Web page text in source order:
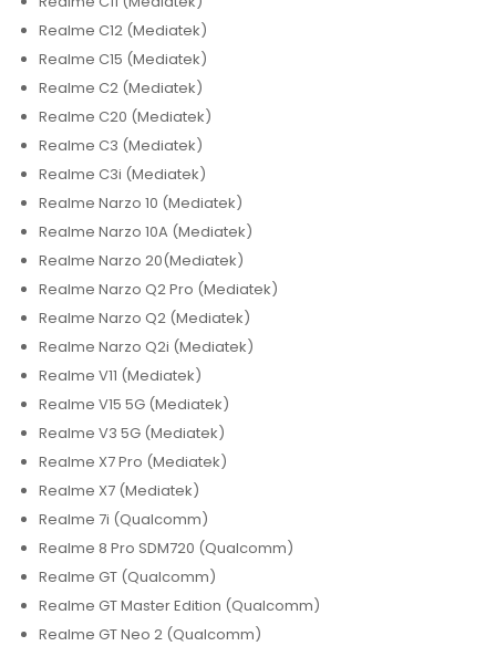
Realme C12 (Mediatek)
Realme C15 (Mediatek)
Realme C2 (Mediatek)
Realme C20 (Mediatek)
Realme C3 (Mediatek)
Realme C3i (Mediatek)
Realme Narzo 10 (Mediatek)
Realme Narzo 10A (Mediatek)
Realme Narzo 20(Mediatek)
Realme Narzo Q2 Pro (Mediatek)
Realme Narzo Q2 (Mediatek)
Realme Narzo Q2i (Mediatek)
Realme V11 (Mediatek)
Realme V15 5G (Mediatek)
Realme V3 5G (Mediatek)
Realme X7 Pro (Mediatek)
Realme X7 (Mediatek)
Realme 7i (Qualcomm)
Realme 8 Pro SDM720 (Qualcomm)
Realme GT (Qualcomm)
Realme GT Master Edition (Qualcomm)
Realme GT Neo 2 (Qualcomm)